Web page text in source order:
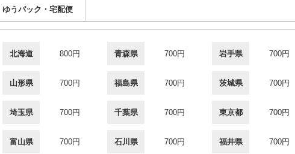
ゆうパック・宅配便
北海道 800円 青森県 700円 岩手県 700円
山形県 700円 福島県 700円 茨城県 700円
埼玉県 700円 千葉県 700円 東京都 700円
富山県 700円 石川県 700円 福井県 700円